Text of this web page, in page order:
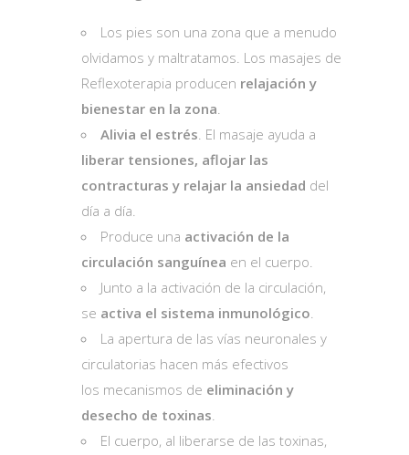
Los pies son una zona que a menudo
olvidamos y maltratamos. Los masajes de
Reflexoterapia producen relajación y
bienestar en la zona
Alivia el estrés . El masaje ayuda a
liberar tensiones, aflojar las
contracturas y relajar la ansiedad del
día a día.
Produce una activación de la
circulación sanguínea en el cuerpo.
Junto a la activación de la circulación,
se activa el sistema inmunológico
La apertura de las vías neuronales y
circulatorias hacen más efectivos
los mecanismos de eliminación y
desecho de toxinas
El cuerpo, al liberarse de las toxinas,